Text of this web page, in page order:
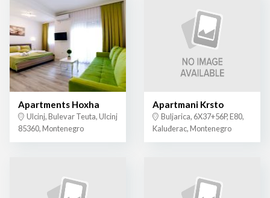
Apartments Hoxha
Ulcinj, Bulevar Teuta, Ulcinj
85360, Montenegro
Apartmani Krsto
Buljarica, 6X37+56P, E80,
Kaluđerac, Montenegro